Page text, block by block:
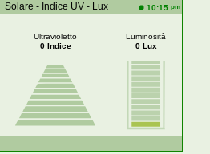
Solare - Indice UV - Lux 10:15 pm
Ultravioletto
0 Indice
Luminosità
0 Lux